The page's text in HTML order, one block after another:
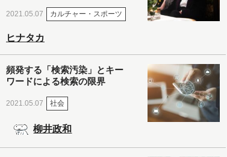
2021.05.07 カルチャー・スポーツ
ヒナタカ
頻発する「検索汚染」とキー
ワードによる検索の限界
2021.05.07 社会
柳井政和